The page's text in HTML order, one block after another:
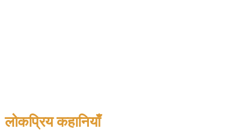
लोकप्रिय कहानियाँ